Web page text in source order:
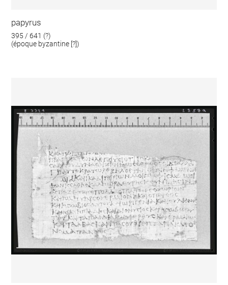
papyrus
395 / 641 (?)
(époque byzantine [?])